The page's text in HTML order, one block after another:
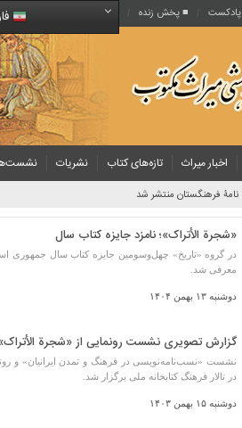
پادکست‌ ■ پخش زنده
اخبار میراث تازه‌های کتاب نشریات
«شجرة الأتراک»؛ نامزد جایزه کتاب سال
در گروه «تاریخ» چهل‌وسومین جایزه کتاب سال جمهوری
معرفی شد.
دوشنبه ۱۳ بهمن ۱۴۰۴
گزارش تصویری نشست رونمایی از «شجرة
در تالار فرهنگ کتابخانه ملی برگزار شد.
دوشنبه ۱۵ بهمن ۱۴۰۳